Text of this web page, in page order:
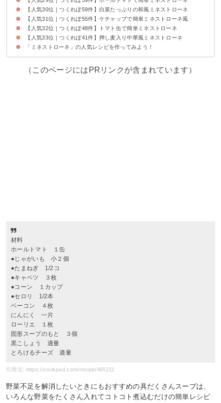
【人気30位｜つくれぽ59件】白菜たっぷりの和風ミネストローネ
【人気31位｜つくれぽ55件】ケチャップで簡単ミネストローネ風
【人気32位｜つくれぽ48件】トマト缶で簡単ミネストローネ
【人気33位｜つくれぽ41件】押し麦入り中華風ミネストローネ
「ミネストローネ」の人気レシピを作ってみよう！
（このページにはPRリンクが含まれています）
材料
ホールトマト １缶
●じゃがいも 小２個
●たまねぎ 1/2コ
●キャベツ ３枚
●コーン １カップ
●セロリ 1/2本
ベーコン ４枚
にんにく 一片
ローリエ １枚
固形スープのもと ３個
黒こしょう 適量
とろけるチーズ 適量
引用元: https://cookpad.com/recipe/465211
野菜不足を解消したいときにもおすすめの具だくさんスープは、
いろんな野菜をたくさん入れてコトコト煮込むだけの簡単レシピ